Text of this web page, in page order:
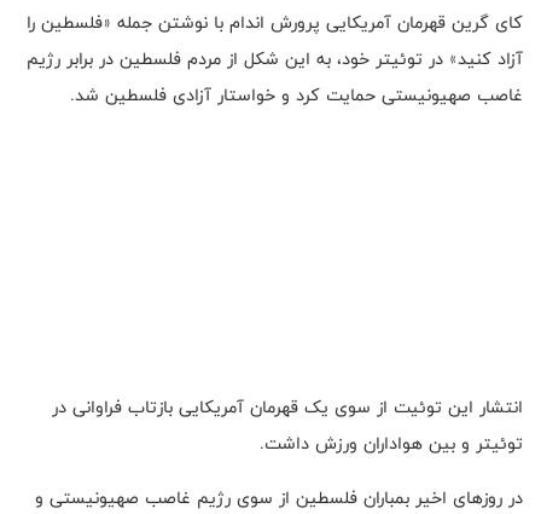
کای گرین قهرمان آمریکایی پرورش اندام با نوشتن جمله «فلسطین را
آزاد کنید» در توئیتر خود، به این شکل از مردم فلسطین در برابر رژیم
غاصب صهیونیستی حمایت کرد و خواستار آزادی فلسطین شد.
انتشار این توئیت از سوی یک قهرمان آمریکایی بازتاب فراوانی در
توئیتر و بین هواداران ورزش داشت.
در روزهای اخیر بمباران فلسطین از سوی رژیم غاصب صهیونیستی و